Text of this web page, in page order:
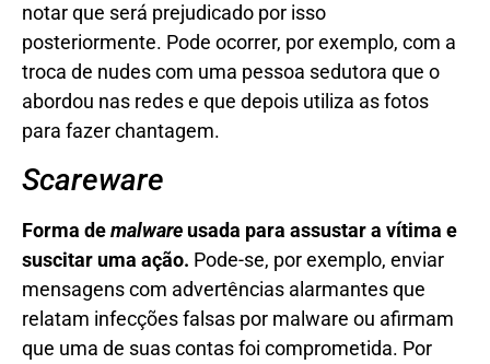
notar que será prejudicado por isso
posteriormente. Pode ocorrer, por exemplo, com a
troca de nudes com uma pessoa sedutora que o
abordou nas redes e que depois utiliza as fotos
para fazer chantagem.
Scareware
Forma demalware usada para assustar a vítima e
suscitar uma ação. Pode-se, por exemplo, enviar
mensagens com advertências alarmantes que
relatam infecções falsas por malware ou afirmam
que uma de suas contas foi comprometida. Por